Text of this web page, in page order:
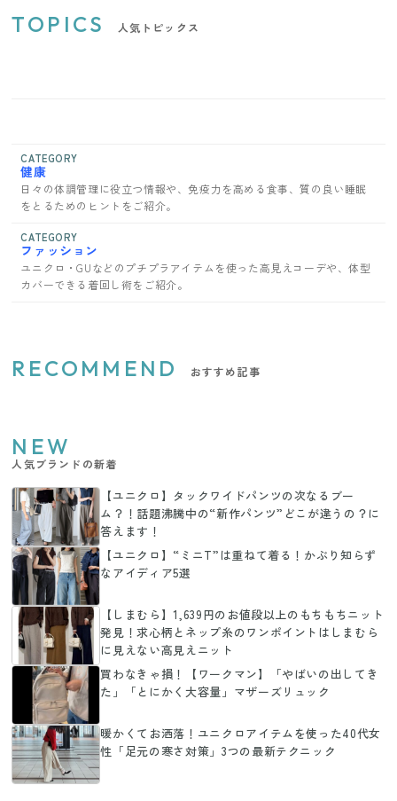
TOPICS 人気トピックス
CATEGORY
健康
日々の体調管理に役立つ情報や、免疫力を高める食事、質の良い睡眠
をとるためのヒントをご紹介。
CATEGORY
ファッション
ユニクロ・GUなどのプチプラアイテムを使った高見えコーデや、体型
カバーできる着回し術をご紹介。
RECOMMEND おすすめ記事
NEW
人気ブランドの新着
【ユニクロ】タックワイドパンツの次なるブー
ム？！話題沸騰中の“新作パンツ”どこが違うの？に
答えます！
【ユニクロ】“ミニT”は重ねて着る！かぶり知らず
なアイディア5選
【しまむら】1,639円のお値段以上のもちもちニット
発見！求心柄とネップ糸のワンポイントはしまむら
に見えない高見えニット
買わなきゃ損！【ワークマン】「やばいの出してき
た」「とにかく大容量」マザーズリュック
暖かくてお洒落！ユニクロアイテムを使った40代女
性「足元の寒さ対策」3つの最新テクニック